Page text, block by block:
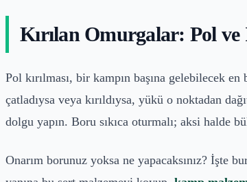
Kırılan Omurgalar: Pol
Pol kırılması, bir kampın başına gelebilecek
çatladıysa veya kırıldıysa, yükü o noktadan
dolgu yapın. Boru sıkıca oturmalı; aksi halde
Onarım borunuz yoksa ne yapacaksınız? İşte